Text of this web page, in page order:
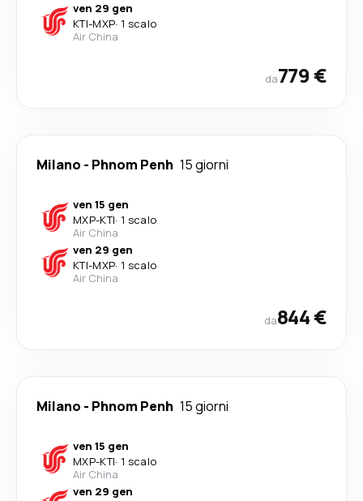
ven 29 gen
KTI-MXP· 1 scalo
Air China
da779 €
Milano - Phnom Penh 15 giorni
ven 15 gen
MXP-KTI· 1 scalo
Air China
ven 29 gen
KTI-MXP· 1 scalo
Air China
da844 €
Milano - Phnom Penh 15 giorni
ven 15 gen
MXP-KTI· 1 scalo
Air China
ven 29 gen